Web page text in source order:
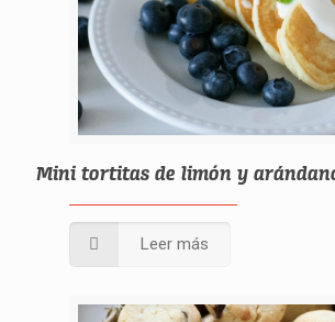
Mini tortitas de limón y
Leer más